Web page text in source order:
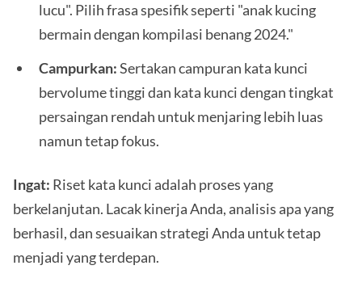
lucu". Pilih frasa spesifik seperti "anak kucing
bermain dengan kompilasi benang 2024."
Campurkan:Sertakan campuran kata kunci
bervolume tinggi dan kata kunci dengan tingkat
persaingan rendah untuk menjaring lebih luas
namun tetap fokus.
Ingat: Riset kata kunci adalah proses yang
berkelanjutan. Lacak kinerja Anda, analisis apa yang
berhasil, dan sesuaikan strategi Anda untuk tetap
menjadi yang terdepan.